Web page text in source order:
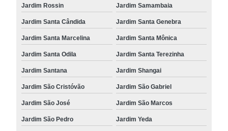
Jardim Rossin Jardim Samambaia
Jardim Santa Cândida Jardim Santa Genebra
Jardim Santa Marcelina Jardim Santa Mônica
Jardim Santa Odila Jardim Santa Terezinha
Jardim Santana Jardim Shangai
Jardim São Cristóvão Jardim São Gabriel
Jardim São José Jardim São Marcos
Jardim São Pedro Jardim Yeda